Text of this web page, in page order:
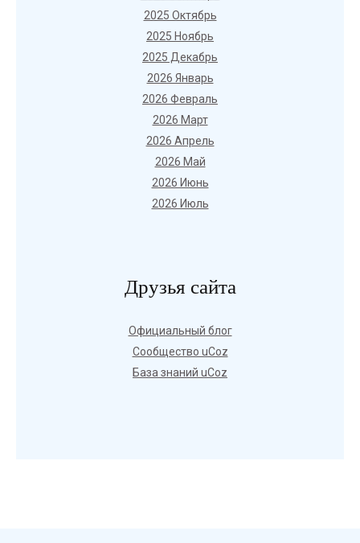
2025 Октябрь
2025 Ноябрь
2025 Декабрь
2026 Январь
2026 Февраль
2026 Март
2026 Апрель
2026 Май
2026 Июнь
2026 Июль
Друзья сайта
Официальный блог
Сообщество uCoz
База знаний uCoz